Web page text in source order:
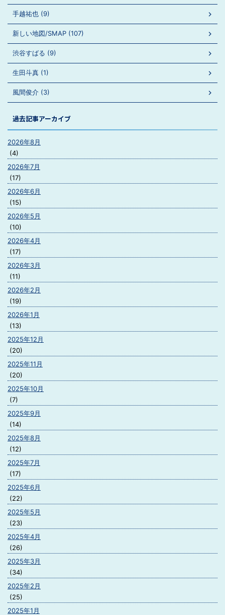
手越祐也 (9)
新しい地図/SMAP (107)
渋谷すばる (9)
生田斗真 (1)
風間俊介 (3)
過去記事アーカイブ
2026年8月
(4)
2026年7月
(17)
2026年6月
(15)
2026年5月
(10)
2026年4月
(17)
2026年3月
(11)
2026年2月
(19)
2026年1月
(13)
2025年12月
(20)
2025年11月
(20)
2025年10月
(7)
2025年9月
(14)
2025年8月
(12)
2025年7月
(17)
2025年6月
(22)
2025年5月
(23)
2025年4月
(26)
2025年3月
(34)
2025年2月
(25)
2025年1月